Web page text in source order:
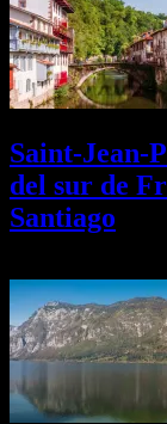
Saint-Jean-
del sur de
Santiago